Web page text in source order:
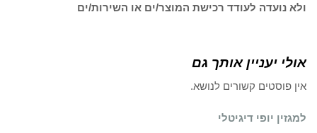
ולא נועדה לעודד רכישת המוצר/ים או השירות/ים
אולי יעניין אותך גם
אין פוסטים קשורים לנושא.
למגזין יופי דיגיטלי